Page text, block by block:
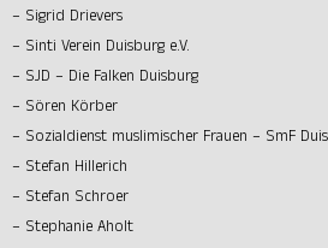
– Sigrid Drievers
– Sinti Verein Duisburg e.V.
– SJD – Die Falken Duisburg
– Sören Körber
– Sozialdienst muslimischer Frauen – SmF
– Stefan Hillerich
– Stefan Schroer
– Stephanie Aholt